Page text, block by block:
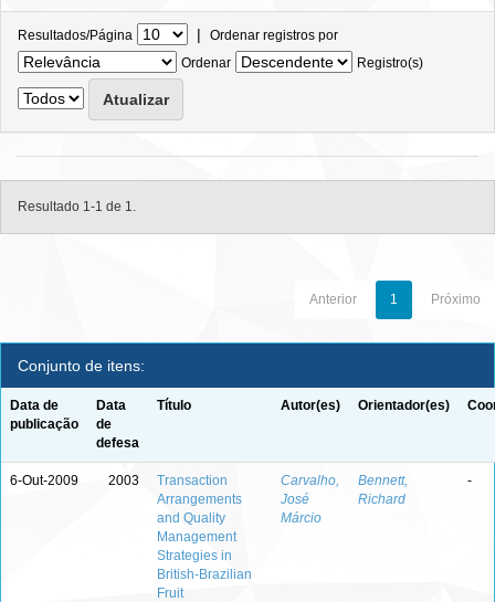
Resultados/Página | Ordenar registros por
Ordenar
Registro(s)
Resultado 1-1 de 1.
Anterior 1 Próximo
Conjunto de itens:
Data de
publicação
Data
de
defesa
Título Autor(es) Orientador(es)
6-Out-2009 2003
Transaction
Arrangements
and Quality
Management
Strategies in
British-Brazilian
Fruit
Carvalho,
José
Márcio
Bennett,
Richard
-